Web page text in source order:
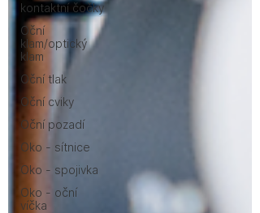
kontaktní čočky
Oční
klam/optický
klam
Oční tlak
Oční cviky
Oční pozadí
Oko - sítnice
Oko - spojivka
Oko - oční
víčka